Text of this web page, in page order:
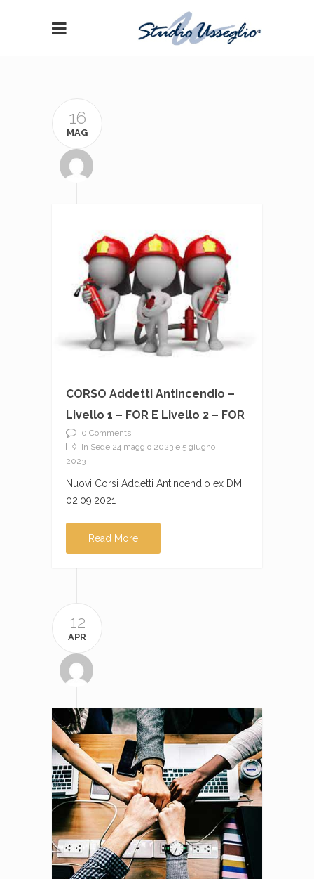
16
MAG
CORSO Addetti Antincendio –
Livello 1 – FOR E Livello 2 – FOR
0 Comments
In Sede 24 maggio 2023 e 5 giugno
2023
Nuovi Corsi Addetti Antincendio ex DM
02.09.2021
Read More
12
APR